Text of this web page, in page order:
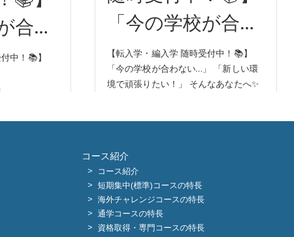
コース紹介
コース紹介
短期集中(標準)コースの特長
海外チャレンジコースの特長
通学コースの特長
資格取得・専門コースの特長